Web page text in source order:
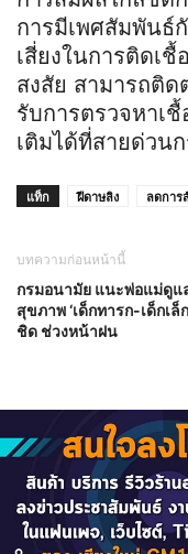
การมีเพศสัมพันธ์
เสี่ยงในการติดเ
สงสัย สามารถติ
รับการตรวจหาเ
เติมได้ที่สายด่วน
แท็ก ฝีดาษลิง ลดการ
บทความก่อนหน้านี้
กรมอนามัย แนะพ่อแม่ดูแ
สุขภาพ ‘เด็กทารก-เด็กเล็
ชิด ช่วงหน้าฝน